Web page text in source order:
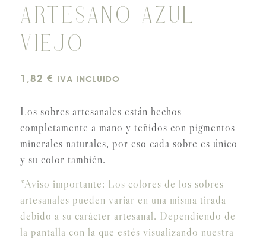
ARTESANO AZUL
VIEJO
1,82€ IVA INCLUIDO
Los sobres artesanales están hechos
completamente a mano y teñidos con pigmentos
minerales naturales, por eso cada sobre es único
y su color también.
*Aviso importante: Los colores de los sobres
artesanales pueden variar en una misma tirada
debido a su carácter artesanal. Dependiendo de
la pantalla con la que estés visualizando nuestra